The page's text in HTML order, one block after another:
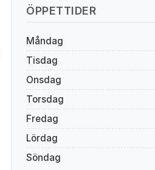
ÖPPETTIDER
Måndag
Tisdag
Onsdag
Torsdag
Fredag
Lördag
Söndag